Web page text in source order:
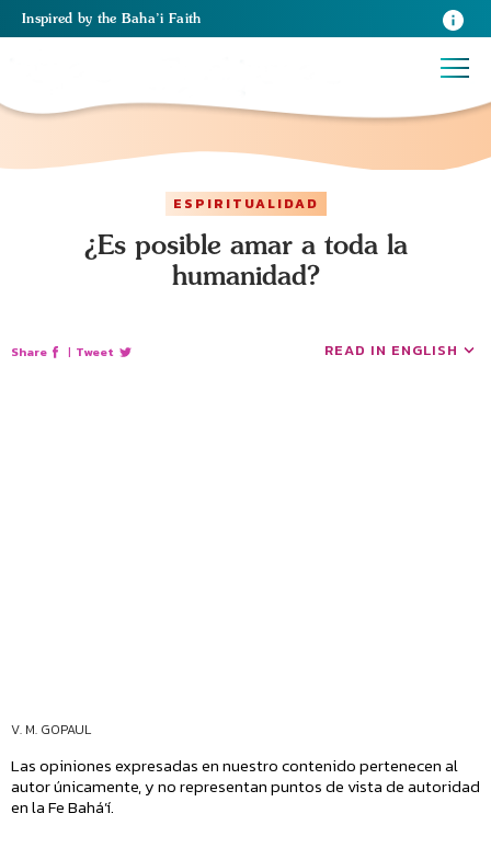
Inspired by the Baha’i Faith
ESPIRITUALIDAD
¿Es posible amar a toda la
humanidad?
Share | Tweet READ IN ENGLISH
V. M. GOPAUL
Las opiniones expresadas en nuestro contenido pertenecen al
autor únicamente, y no representan puntos de vista de autoridad
en la Fe Bahá’í.